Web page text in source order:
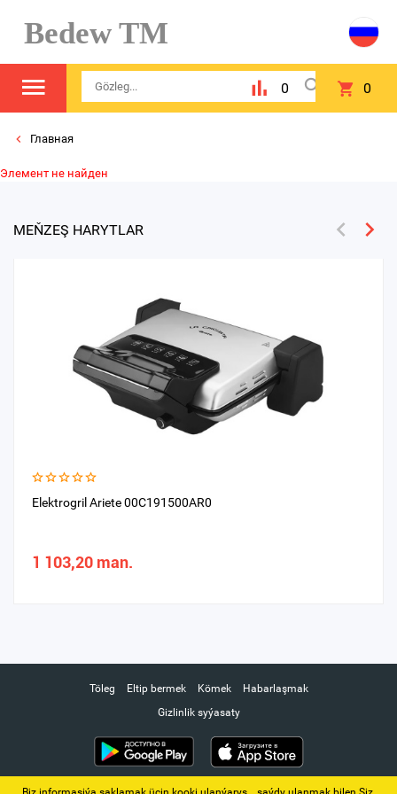
Bedew TM
0 0
Главная
Элемент не найден
MEŇZEŞ HARYTLAR
Elektrogril Ariete 00C191500AR0
1 103,20 man.
Töleg Eltip bermek Kömek
Habarlaşmak
Gizlinlik syýasaty